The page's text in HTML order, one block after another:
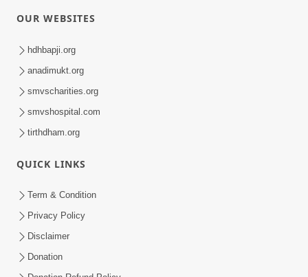
OUR WEBSITES
hdhbapji.org
anadimukt.org
smvscharities.org
smvshospital.com
tirthdham.org
QUICK LINKS
Term & Condition
Privacy Policy
Disclaimer
Donation